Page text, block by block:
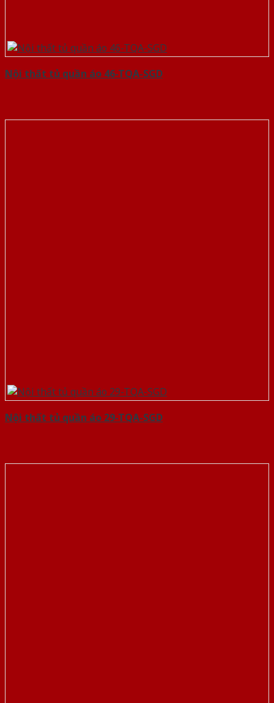
Nội thất tủ quần áo 46-TQA-SGD
Nội thất tủ quần áo 29-TQA-SGD